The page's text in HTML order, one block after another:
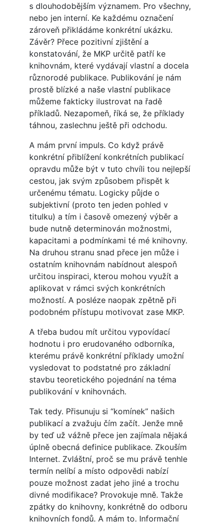
s dlouhodobějším významem. Pro všechny,
nebo jen interní. Ke každému označení
zároveň přikládáme konkrétní ukázku.
Závěr? Přece pozitivní zjištění a
konstatování, že MKP určitě patří ke
knihovnám, které vydávají vlastní a docela
různorodé publikace. Publikování je nám
prostě blízké a naše vlastní publikace
můžeme fakticky ilustrovat na řadě
příkladů. Nezapomeň, říká se, že příklady
táhnou, zaslechnu ještě při odchodu.
A mám první impuls. Co když právě
konkrétní přiblížení konkrétních publikací
opravdu může být v tuto chvíli tou nejlepší
cestou, jak svým způsobem přispět k
určenému tématu. Logicky půjde o
subjektivní (proto ten jeden pohled v
titulku) a tím i časově omezený výběr a
bude nutně determinován možnostmi,
kapacitami a podmínkami té mé knihovny.
Na druhou stranu snad přece jen může i
ostatním knihovnám nabídnout alespoň
určitou inspiraci, kterou mohou využít a
aplikovat v rámci svých konkrétních
možností. A posléze naopak zpětně při
podobném přístupu motivovat zase MKP.
A třeba budou mít určitou vypovídací
hodnotu i pro erudovaného odborníka,
kterému právě konkrétní příklady umožní
vysledovat to podstatné pro základní
stavbu teoretického pojednání na téma
publikování v knihovnách.
Tak tedy. Přisunuju si “komínek” našich
publikací a zvažuju čím začít. Jenže mně
by teď už vážně přece jen zajímala nějaká
úplně obecná definice publikace. Zkouším
Internet. Zvláštní, proč se mu právě tenhle
termín nelíbí a místo odpovědi nabízí
pouze možnost zadat jeho jiné a trochu
divné modifikace? Provokuje mně. Takže
zpátky do knihovny, konkrétně do odboru
knihovních fondů. A mám to. Informační